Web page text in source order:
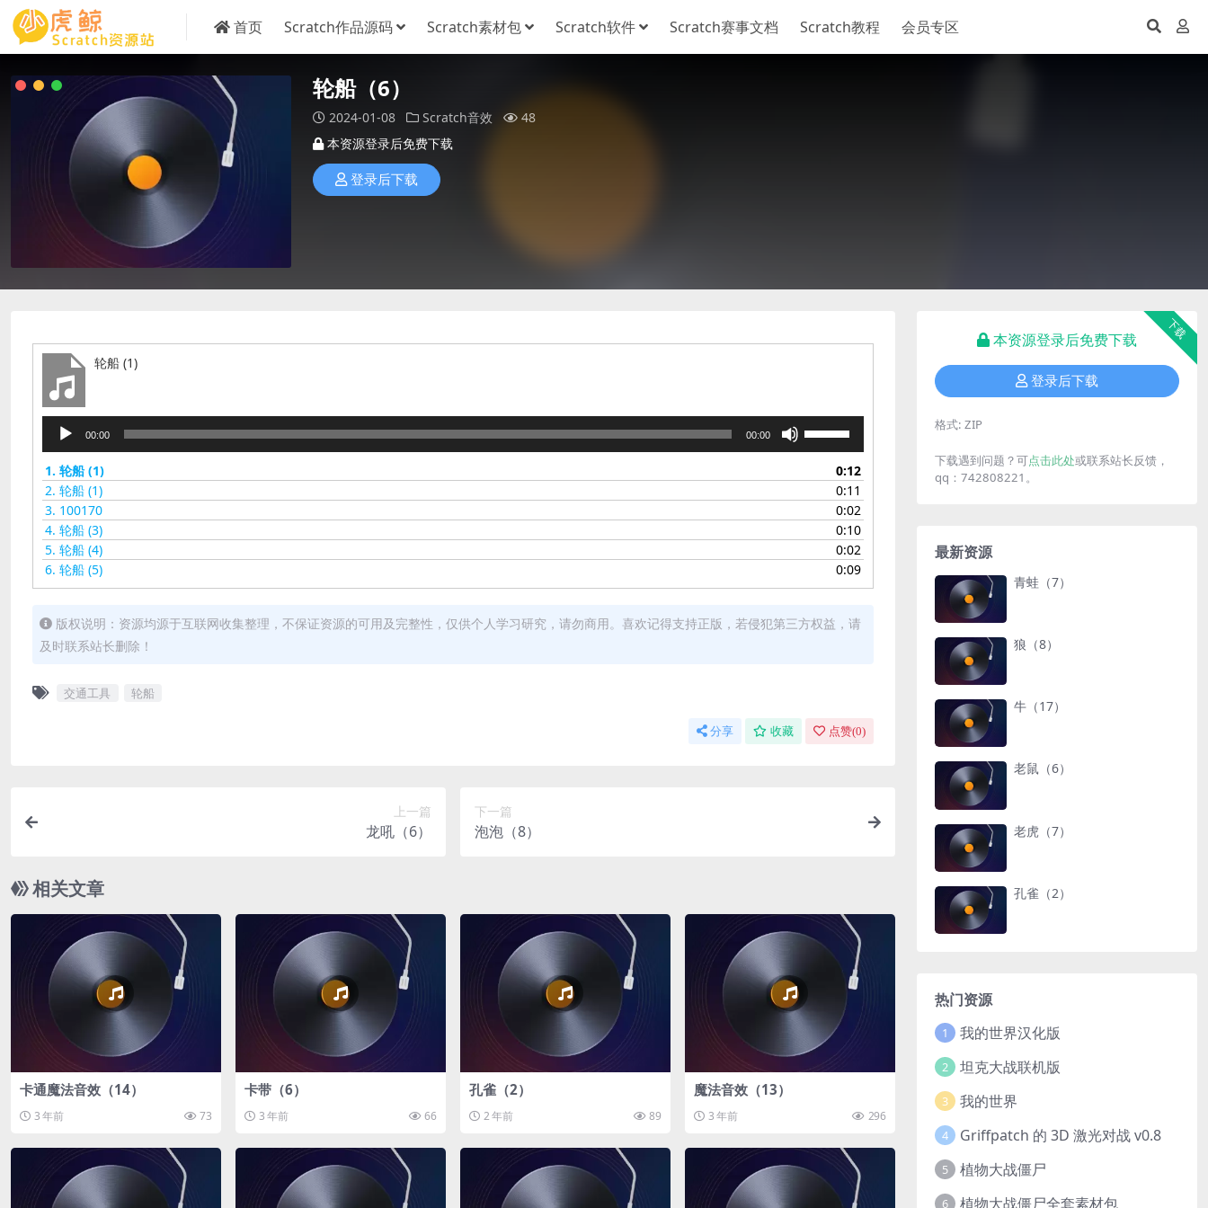
首页 Scratch作品源码 Scratch素材包 Scratch软件 Scratch赛事文档 Scratch教程 会员专区
轮船（6）
2024-01-08 Scratch音效
48
本资源登录后免费下载
登录后下载
轮船 (1)
放
器
00:00 00:00
用
/
下
箭
头
键
增
或
1. 轮船 (1)
0:12
2. 轮船 (1)
0:11
3. 100170
0:02
4. 轮船 (3)
0:10
5. 轮船 (4)
0:02
6. 轮船 (5) 0:09
版权说明：资源均源于互联网收集整理，不保证资源的可用及完整性，仅供个人学习研究，请勿商用。喜欢记得支持正版，若侵犯第三方权益，请
及时联系站长删除！
交通工具 轮船
分享 收藏 点赞(0)
上一篇
龙吼（6）
下一篇
泡泡（8）
相关文章
卡通魔法音效（14）
3 年前 73
卡带（6）
3 年前 66
孔雀（2）
2 年前 89
魔法音效（13）
3 年前 296
下载
本资源登录后免费下载
登录后下载
格式: ZIP
下载遇到问题？可点击此处或联系站长反馈，
qq：742808221。
最新资源
青蛙（7）
狼（8）
牛（17）
老鼠（6）
老虎（7）
孔雀（2）
热门资源
1 我的世界汉化版
2 坦克大战联机版
3 我的世界
4 Griffpatch 的 3D 激光对战 v0.8
5 植物大战僵尸
6 植物大战僵尸全套素材包